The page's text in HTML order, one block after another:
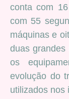
conta com
com 55
máquinas e
duas grandes
os
evolução do
utilizados nos